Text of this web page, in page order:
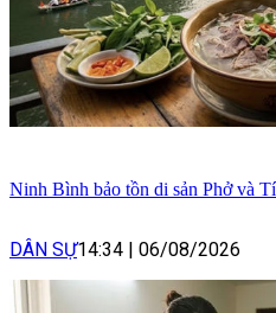
Ninh Bình bảo tồn di sản Phở và
DÂN SỰ14:34 06/08/2026